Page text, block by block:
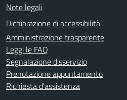
Note legali
Dichiarazione di accessibilità
Amministrazione trasparente
Leggi le FAQ
Segnalazione disservizio
Prenotazione appuntamento
Richiesta d'assistenza